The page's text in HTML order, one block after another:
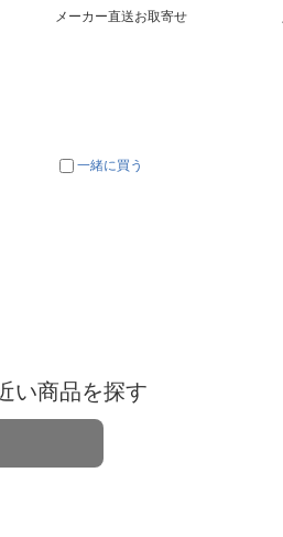
メーカー直送お取寄せ
一緒に買う
い商品を探す